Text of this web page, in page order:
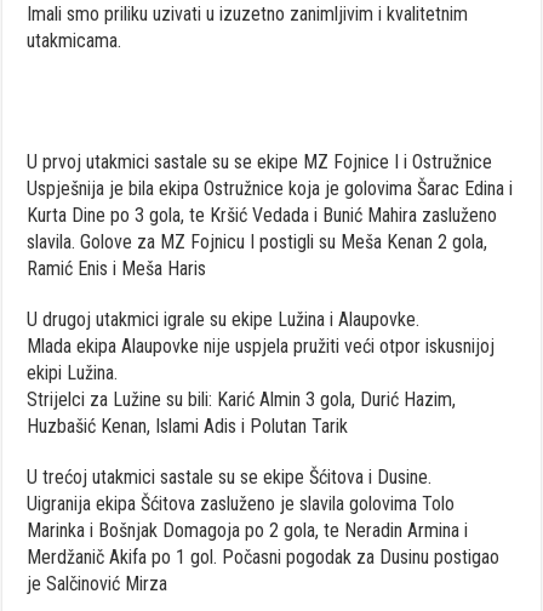
Imali smo priliku uzivati u izuzetno zanimljivim i kvalitetnim
utakmicama.
U prvoj utakmici sastale su se ekipe MZ Fojnice I i Ostružnice
Uspješnija je bila ekipa Ostružnice koja je golovima Šarac Edina i
Kurta Dine po 3 gola, te Kršić Vedada i Bunić Mahira zasluženo
slavila. Golove za MZ Fojnicu I postigli su Meša Kenan 2 gola,
Ramić Enis i Meša Haris
U drugoj utakmici igrale su ekipe Lužina i Alaupovke.
Mlada ekipa Alaupovke nije uspjela pružiti veći otpor iskusnijoj
ekipi Lužina.
Strijelci za Lužine su bili: Karić Almin 3 gola, Durić Hazim,
Huzbašić Kenan, Islami Adis i Polutan Tarik
U trećoj utakmici sastale su se ekipe Šćitova i Dusine.
Uigranija ekipa Šćitova zasluženo je slavila golovima Tolo
Marinka i Bošnjak Domagoja po 2 gola, te Neradin Armina i
Merdžanič Akifa po 1 gol. Počasni pogodak za Dusinu postigao
je Salčinović Mirza